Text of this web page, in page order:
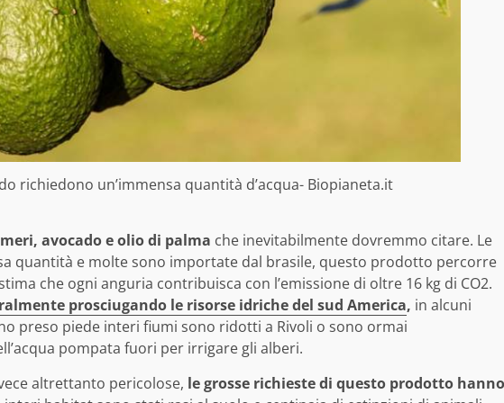
richiedono un’immensa quantità d’acqua- Biopianeta.it
avocado e olio di palma che inevitabilmente dovremmo citare. Le
quantità e molte sono importate dal brasile, questo prodotto percorre
che ogni anguria contribuisca con l’emissione di oltre 16 kg di CO2.
prosciugando le risorse idriche del sud America, in alcuni
preso piede interi fiumi sono ridotti a Rivoli o sono ormai
pompata fuori per irrigare gli alberi.
altrettanto pericolose, le grosse richieste di questo prodotto hanno